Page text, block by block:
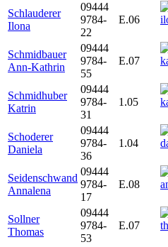
Schlauderer
Ilona
09444
9784-
22
E.06
Schmidbauer
Ann-Kathrin
09444
9784-
55
E.07
Schmidhuber
Katrin
09444
9784-
31
1.05
Schoderer
Daniela
09444
9784-
36
1.04
Seidenschwand
Annalena
09444
9784-
17
E.08
Sollner
Thomas
09444
9784-
53
E.07